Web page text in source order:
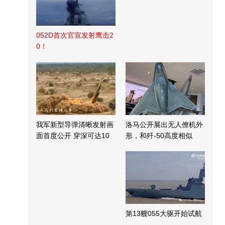
052D首次官宣发射鹰击2
0！
我军新型导弹清晰发射画
面首度公开 穿深可达10
洛马公开展出无人僚机外
形，和歼-50高度相似
第13艘055大驱开始试航